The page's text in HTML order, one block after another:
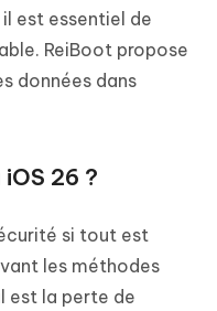
est essentiel de
ReiBoot propose
données dans
26 ?
si tout est
les méthodes
est la perte de